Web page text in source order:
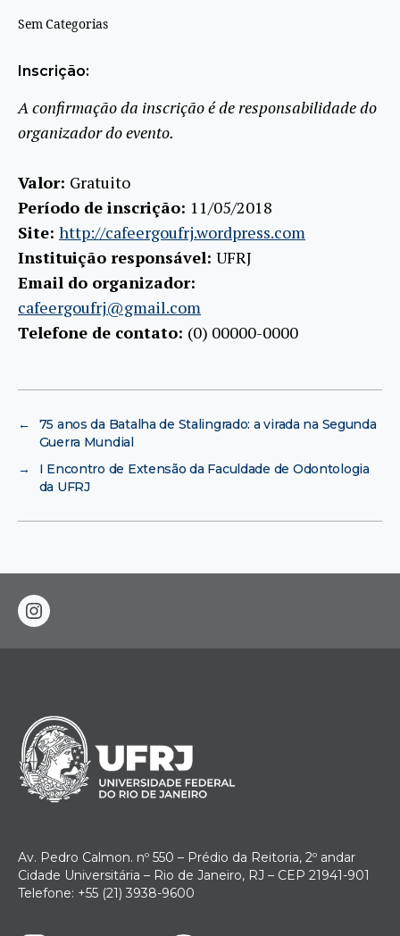
Sem Categorias
Inscrição:
A confirmação da inscrição é de responsabilidade do
organizador do evento.
Valor: Gratuito
Período de inscrição: 11/05/2018
Site: http://cafeergoufrj.wordpress.com
Instituição responsável: UFRJ
Email do organizador:
cafeergoufrj@gmail.com
Telefone de contato: (0) 00000-0000
←
75 anos da Batalha de Stalingrado: a virada na Segunda
Guerra Mundial
→
I Encontro de Extensão da Faculdade de Odontologia
da UFRJ
instagram
Av. Pedro Calmon. nº 550 – Prédio da Reitoria, 2º andar
Cidade Universitária – Rio de Janeiro, RJ – CEP 21941-901
Telefone: +55 (21) 3938-9600